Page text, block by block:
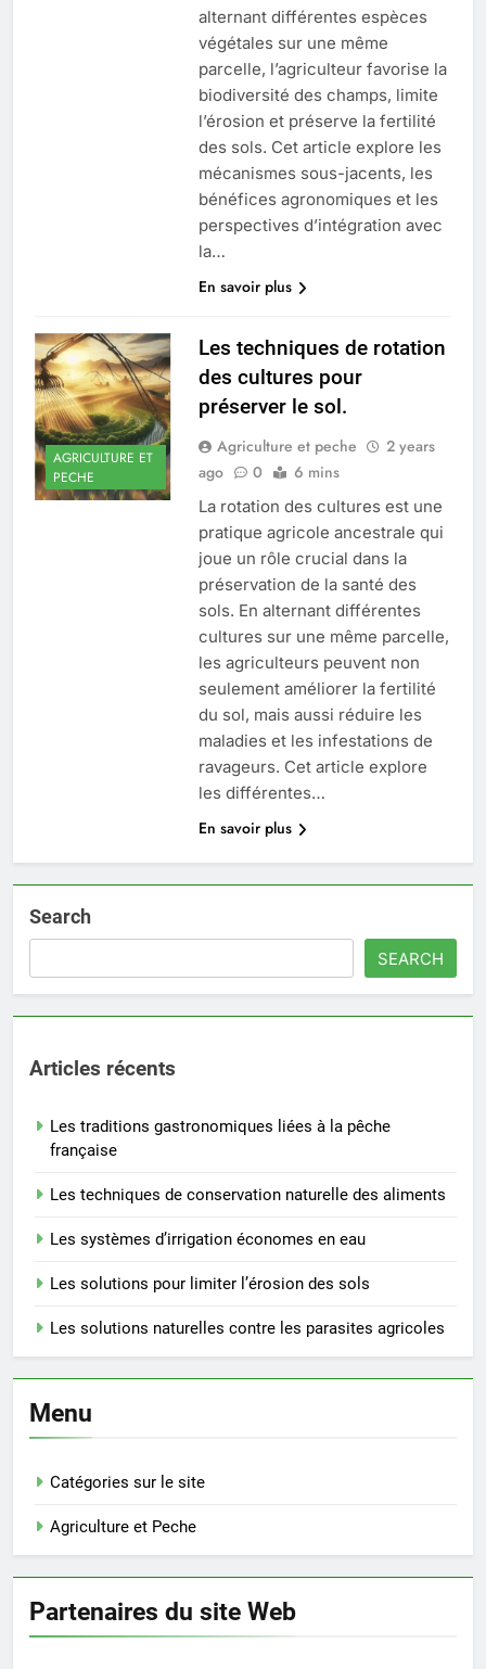
alternant différentes espèces
végétales sur une même
parcelle, l’agriculteur favorise la
biodiversité des champs, limite
l’érosion et préserve la fertilité
des sols. Cet article explore les
mécanismes sous-jacents, les
bénéfices agronomiques et les
perspectives d’intégration avec
la…
En savoir plus
AGRICULTURE ET
PECHE
Les techniques de rotation
des cultures pour
préserver le sol.
Agriculture et peche
2 years
ago
0 6 mins
La rotation des cultures est une
pratique agricole ancestrale qui
joue un rôle crucial dans la
préservation de la santé des
sols. En alternant différentes
cultures sur une même parcelle,
les agriculteurs peuvent non
seulement améliorer la fertilité
du sol, mais aussi réduire les
maladies et les infestations de
ravageurs. Cet article explore
les différentes…
En savoir plus
Search
SEARCH
Articles récents
Les traditions gastronomiques liées à la pêche
française
Les techniques de conservation naturelle des aliments
Les systèmes d’irrigation économes en eau
Les solutions pour limiter l’érosion des sols
Les solutions naturelles contre les parasites agricoles
Menu
Catégories sur le site
Agriculture et Peche
Partenaires du site Web